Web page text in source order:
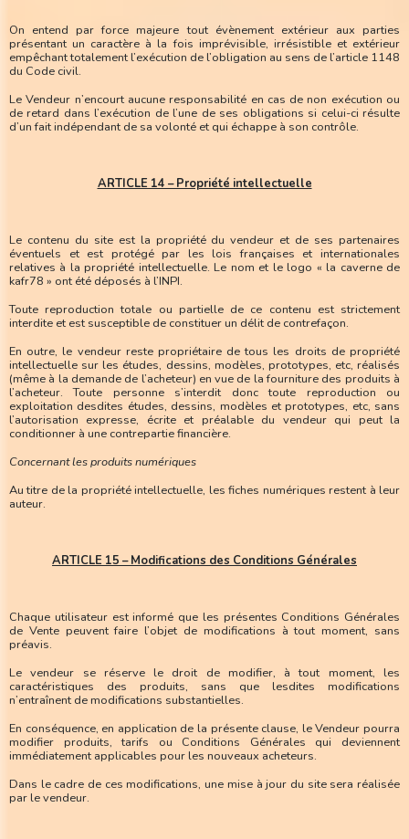
On entend par force majeure tout évènement extérieur aux parties
présentant un caractère à la fois imprévisible, irrésistible et extérieur
empêchant totalement l’exécution de l’obligation au sens de l’article 1148
du Code civil.
Le Vendeur n’encourt aucune responsabilité en cas de non exécution ou
de retard dans l’exécution de l’une de ses obligations si celui-ci résulte
d’un fait indépendant de sa volonté et qui échappe à son contrôle.
ARTICLE 14 – Propriété intellectuelle
Le contenu du site est la propriété du vendeur et de ses partenaires
éventuels et est protégé par les lois françaises et internationales
relatives à la propriété intellectuelle. Le nom et le logo « la caverne de
kafr78 » ont été déposés à l’INPI.
Toute reproduction totale ou partielle de ce contenu est strictement
interdite et est susceptible de constituer un délit de contrefaçon.
En outre, le vendeur reste propriétaire de tous les droits de propriété
intellectuelle sur les études, dessins, modèles, prototypes, etc, réalisés
(même à la demande de l’acheteur) en vue de la fourniture des produits à
l’acheteur. Toute personne s’interdit donc toute reproduction ou
exploitation desdites études, dessins, modèles et prototypes, etc, sans
l’autorisation expresse, écrite et préalable du vendeur qui peut la
conditionner à une contrepartie financière.
Concernant les produits numériques
Au titre de la propriété intellectuelle, les fiches numériques restent à leur
auteur.
ARTICLE 15 – Modifications des Conditions Générales
Chaque utilisateur est informé que les présentes Conditions Générales
de Vente peuvent faire l’objet de modifications à tout moment, sans
préavis.
Le vendeur se réserve le droit de modifier, à tout moment, les
caractéristiques des produits, sans que lesdites modifications
n’entraînent de modifications substantielles.
En conséquence, en application de la présente clause, le Vendeur pourra
modifier produits, tarifs ou Conditions Générales qui deviennent
immédiatement applicables pour les nouveaux acheteurs.
Dans le cadre de ces modifications, une mise à jour du site sera réalisée
par le vendeur.